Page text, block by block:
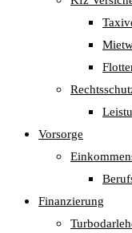
Vorsorge
Finanzierung